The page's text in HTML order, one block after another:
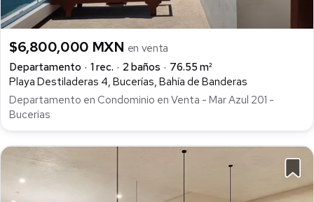
$6,800,000 MXN en venta
Departamento
1 rec. 2 baños
76.55 m²
Playa Destiladeras 4, Bucerías, Bahía de Banderas
Departamento en Condominio en Venta - Mar Azul 201 -
Bucerias